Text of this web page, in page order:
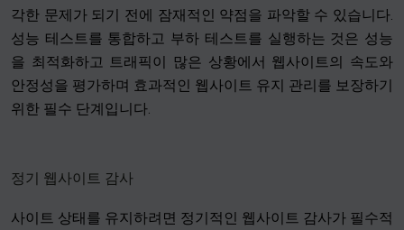
각한 문제가 되기 전에 잠재적인 약점을 파악할 수 있습니다.
성능 테스트를 통합하고 부하 테스트를 실행하는 것은 성능
을 최적화하고 트래픽이 많은 상황에서 웹사이트의 속도와
안정성을 평가하며 효과적인 웹사이트 유지 관리를 보장하기
위한 필수 단계입니다.
정기 웹사이트 감사
사이트 상태를 유지하려면 정기적인 웹사이트 감사가 필수적